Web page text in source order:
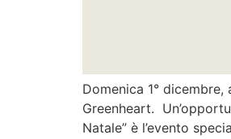
Domenica 1°
Greenheart.
Natale” è l’evento